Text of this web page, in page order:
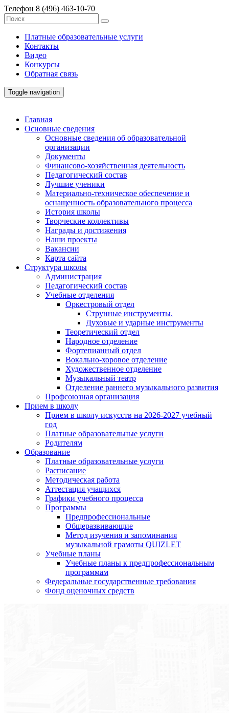
Телефон 8 (496) 463-10-70
Платные образовательные услуги
Контакты
Видео
Конкурсы
Обратная связь
Toggle navigation
Главная
Основные сведения
Основные сведения об образовательной
организации
Документы
Финансово-хозяйственная деятельность
Педагогический состав
Лучшие ученики
Материально-техническое обеспечение и
оснащенность образовательного процесса
История школы
Творческие коллективы
Награды и достижения
Наши проекты
Вакансии
Карта сайта
Структура школы
Администрация
Педагогический состав
Учебные отделения
Оркестровый отдел
Струнные инструменты.
Духовые и ударные инструменты
Теоретический отдел
Народное отделение
Фортепианный отдел
Вокально-хоровое отделение
Художественное отделение
Музыкальный театр
Отделение раннего музыкального развития
Профсоюзная организация
Прием в школу
Прием в школу искусств на 2026-2027 учебный
год
Платные образовательные услуги
Родителям
Образование
Платные образовательные услуги
Расписание
Методическая работа
Аттестация учащихся
Графики учебного процесса
Программы
Предпрофессиональные
Общеразвивающие
Метод изучения и запоминания
музыкальной грамоты QUIZLET
Учебные планы
Учебные планы к предпрофессиональным
программам
Федеральные государственные требования
Фонд оценочных средств